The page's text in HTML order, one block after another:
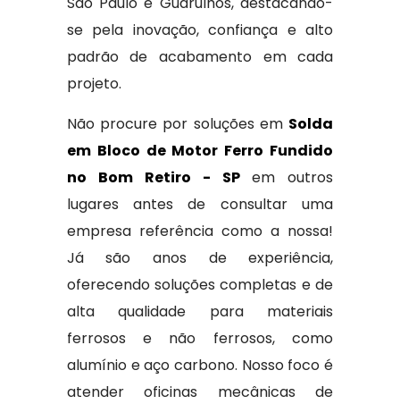
se pela inovação, confiança e alto
padrão de acabamento em cada
projeto.
Não procure por soluções em Solda
em Bloco de Motor Ferro Fundido
no Bom Retiro - SPem outros
lugares antes de consultar uma
empresa referência como a nossa!
Já são anos de experiência,
oferecendo soluções completas e de
alta qualidade para materiais
ferrosos e não ferrosos, como
alumínio e aço carbono. Nosso foco é
atender oficinas mecânicas de